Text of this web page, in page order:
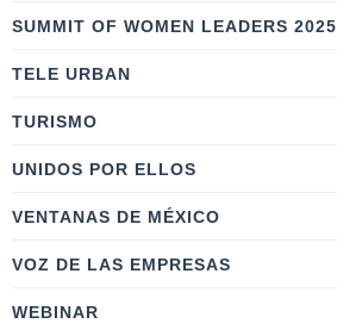
SUMMIT OF WOMEN LEADERS 2025
TELE URBAN
TURISMO
UNIDOS POR ELLOS
VENTANAS DE MÉXICO
VOZ DE LAS EMPRESAS
WEBINAR